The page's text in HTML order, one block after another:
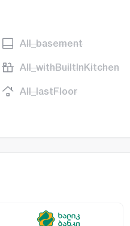
AII_basement
AII_withBuiltInKitchen
AII_lastFloor